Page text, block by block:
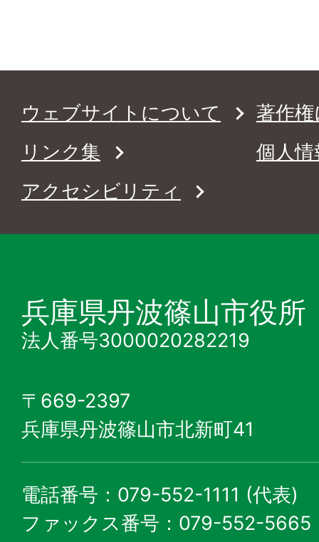
ウェブサイトについて
著作
リンク集
個人
アクセシビリティ
兵庫県丹波篠山市役所
法人番号3000020282219
〒669-2397
兵庫県丹波篠山市北新町41
電話番号：079-552-1111 (代表)
ファックス番号：079-552-5665